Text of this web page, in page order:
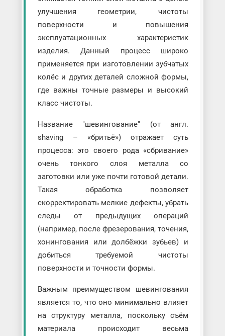
улучшения геометрии, чистоты
поверхности и повышения
эксплуатационных характеристик
изделия. Данный процесс широко
применяется при изготовлении зубчатых
колёс и других деталей сложной формы,
где важны точные размеры и высокий
класс чистоты.
Название "шевингование" (от англ.
shaving – «бритьё») отражает суть
процесса: это своего рода «сбривание»
очень тонкого слоя металла со
заготовки или уже почти готовой детали.
Такая обработка позволяет
скорректировать мелкие дефекты, убрать
следы от предыдущих операций
(например, после фрезерования, точения,
хонингования или долбёжки зубьев) и
добиться требуемой чистоты
поверхности и точности формы.
Важным преимуществом шевингования
является то, что оно минимально влияет
на структуру металла, поскольку съём
материала происходит весьма